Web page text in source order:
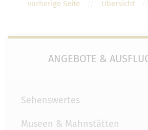
vorherige Seite Übersicht
ANGEBOTE &
Sehenswertes
Museen & Mahnstätten